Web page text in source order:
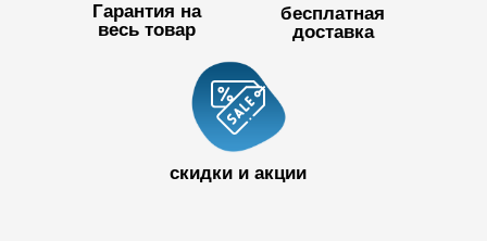
Гарантия на
весь товар
бесплатная
доставка
скидки и акции
+7 727 390
50 32